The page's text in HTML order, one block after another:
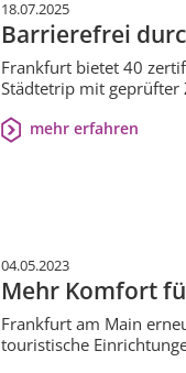
18.07.2025
Barrierefrei
Frankfurt bietet 40
Städtetrip mit geprüfter
mehr erfahren
04.05.2023
Mehr Komfort
Frankfurt am Main
touristische